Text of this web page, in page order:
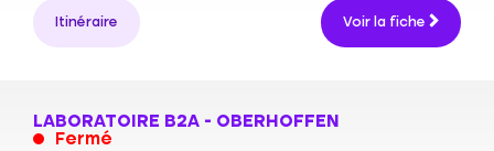
Itinéraire Voir la fiche
LABORATOIRE B2A - OBERHOFFEN
Fermé